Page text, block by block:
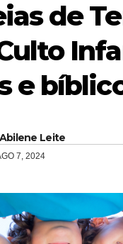
de
e
Abilene Leite
7, 2024